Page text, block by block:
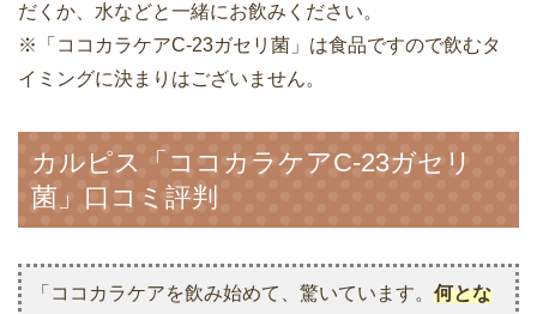
だくか、水などと一緒にお飲みください。
※「ココカラケアC-23ガセリ菌」は食品ですので飲むタ
イミングに決まりはございません。
カルピス「ココカラケアC-23ガセリ
菌」口コミ評判
「ココカラケアを飲み始めて、驚いています。 何とな